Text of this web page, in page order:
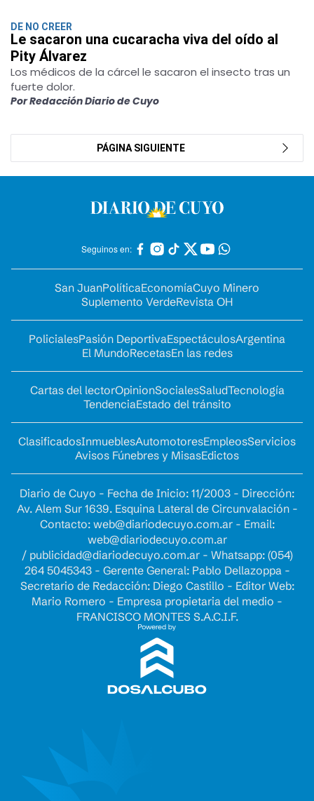
DE NO CREER
Le sacaron una cucaracha viva del oído al
Pity Álvarez
Los médicos de la cárcel le sacaron el insecto tras un
fuerte dolor.
Por Redacción Diario de Cuyo
PÁGINA SIGUIENTE
Seguinos en:
San JuanPolíticaEconomíaCuyo Minero
Suplemento VerdeRevista OH
PolicialesPasión DeportivaEspectáculosArgentina
El MundoRecetasEn las redes
Cartas del lectorOpinionSocialesSaludTecnología
TendenciaEstado del tránsito
ClasificadosInmueblesAutomotoresEmpleosServicios
Avisos Fúnebres y MisasEdictos
Diario de Cuyo - Fecha de Inicio: 11/2003 - Dirección:
Av. Alem Sur 1639. Esquina Lateral de Circunvalación -
Contacto: web@diariodecuyo.com.ar- Email:
web@diariodecuyo.com.ar
/ publicidad@diariodecuyo.com.ar- Whatsapp: (054)
264 5045343 - Gerente General: Pablo Dellazoppa -
Secretario de Redacción: Diego Castillo - Editor Web:
Mario Romero - Empresa propietaria del medio -
FRANCISCO MONTES S.A.C.I.F.